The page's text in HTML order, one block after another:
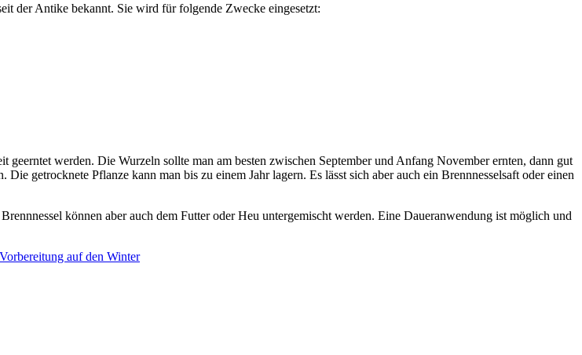
der Antike bekannt. Sie wird für folgende Zwecke eingesetzt:
werden. Die Wurzeln sollte man am besten zwischen September und Anfang November ernten, dann gut
getrocknete Pflanze kann man bis zu einem Jahr lagern. Es lässt sich aber auch ein Brennnesselsaft oder einen
können aber auch dem Futter oder Heu untergemischt werden. Eine Daueranwendung ist möglich und
auf den Winter